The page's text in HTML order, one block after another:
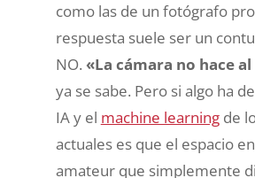
como las de un fotógrafo
respuesta suele ser un
NO. «La cámara no hace
ya se sabe. Pero si algo ha
IA y el machine learningde
actuales es que el espacio
amateur que simplemente